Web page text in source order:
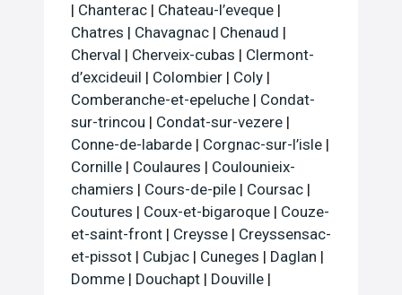
| Chanterac | Chateau-l’eveque |
Chatres | Chavagnac | Chenaud |
Cherval | Cherveix-cubas | Clermont-
d’excideuil | Colombier | Coly |
Comberanche-et-epeluche | Condat-
sur-trincou | Condat-sur-vezere |
Conne-de-labarde | Corgnac-sur-l’isle |
Cornille | Coulaures | Coulounieix-
chamiers | Cours-de-pile | Coursac |
Coutures | Coux-et-bigaroque | Couze-
et-saint-front | Creysse | Creyssensac-
et-pissot | Cubjac | Cuneges | Daglan |
Domme | Douchapt | Douville |